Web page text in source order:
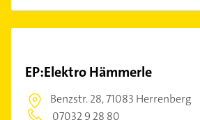
EP:Elektro Hämmerle
Benzstr. 28,71083 Herrenberg
07032 9 28 80